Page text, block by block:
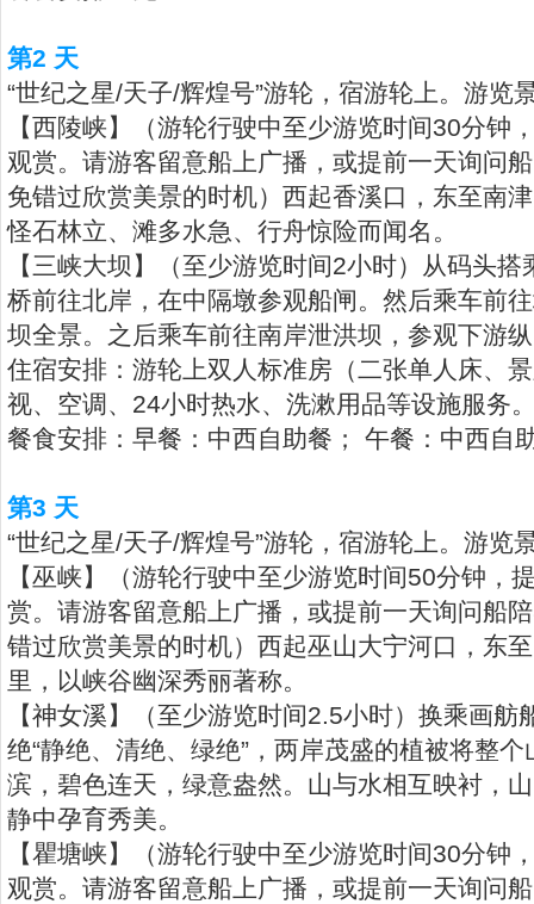
第2 天
“世纪之星/天子/辉煌号”游轮，宿游轮上。游览
【西陵峡】（游轮行驶中至少游览时间30分钟
观赏。请游客留意船上广播，或提前一天询问
免错过欣赏美景的时机）西起香溪口，东至南
怪石林立、滩多水急、行舟惊险而闻名。
【三峡大坝】（至少游览时间2小时）从码头
桥前往北岸，在中隔墩参观船闸。然后乘车前
坝全景。之后乘车前往南岸泄洪坝，参观下游
住宿安排：游轮上双人标准房（二张单人床、
视、空调、24小时热水、洗漱用品等设施服务
餐食安排：早餐：中西自助餐； 午餐：中西自
第3 天
“世纪之星/天子/辉煌号”游轮，宿游轮上。游览
【巫峡】（游轮行驶中至少游览时间50分钟，
赏。请游客留意船上广播，或提前一天询问船
错过欣赏美景的时机）西起巫山大宁河口，东
里，以峡谷幽深秀丽著称。
【神女溪】（至少游览时间2.5小时）换乘画
绝“静绝、清绝、绿绝”，两岸茂盛的植被将整
滨，碧色连天，绿意盎然。山与水相互映衬，
静中孕育秀美。
【瞿塘峡】（游轮行驶中至少游览时间30分钟
观赏。请游客留意船上广播，或提前一天询问